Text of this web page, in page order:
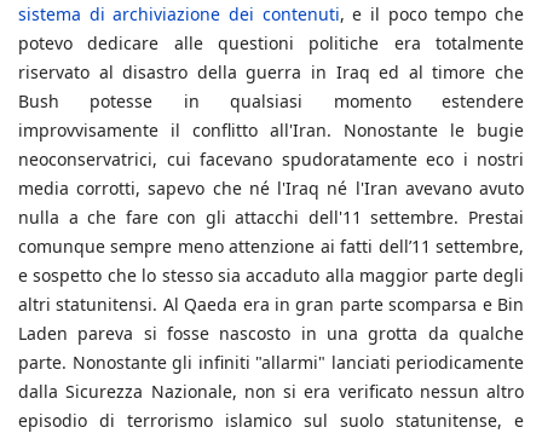
sistema di archiviazione dei contenuti, e il poco tempo che
potevo dedicare alle questioni politiche era totalmente
riservato al disastro della guerra in Iraq ed al timore che
Bush potesse in qualsiasi momento estendere
improvvisamente il conflitto all'Iran. Nonostante le bugie
neoconservatrici, cui facevano spudoratamente eco i nostri
media corrotti, sapevo che né l'Iraq né l'Iran avevano avuto
nulla a che fare con gli attacchi dell'11 settembre. Prestai
comunque sempre meno attenzione ai fatti dell’11 settembre,
e sospetto che lo stesso sia accaduto alla maggior parte degli
altri statunitensi. Al Qaeda era in gran parte scomparsa e Bin
Laden pareva si fosse nascosto in una grotta da qualche
parte. Nonostante gli infiniti "allarmi" lanciati periodicamente
dalla Sicurezza Nazionale, non si era verificato nessun altro
episodio di terrorismo islamico sul suolo statunitense, e